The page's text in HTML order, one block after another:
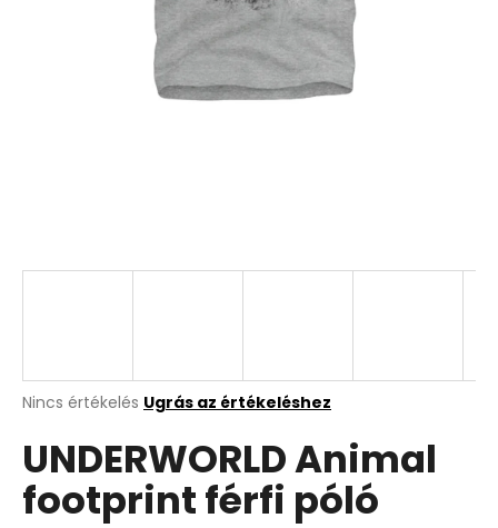
A
átlagos
értékelése
5-
ből
Nincs értékelés Ugrás az értékeléshez
UNDERWORLD Animal
footprint férfi póló